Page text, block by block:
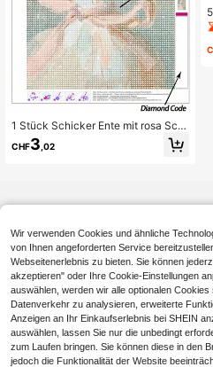
1 Stück Schicker Ente mit rosa Schl
eife 5D DIY Diamant Malerei Set, sü
ßes Tier Diamant Stickerei mit kom
CHF3 ,02
Wir verwenden Cookies und ähnliche
von Ihnen angeforderten Service
Webseitenerlebnis zu bieten. Sie können
akzeptieren" oder Ihre Cookie-Einstellungen
auswählen, werden wir alle optionalen
Datenverkehr zu analysieren, erweiterte
Anzeigen an Ihr Einkaufserlebnis bei SHEIN
auswählen, lassen Sie nur die unbedingt
zum Laufen bringen. Sie können diese in den
jedoch die Funktionalität der Website